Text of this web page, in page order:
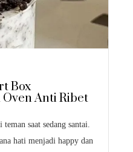
Box
Anti Ribet
saat sedang santai.
hati menjadi happy dan